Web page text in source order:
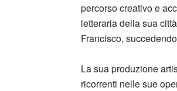
percorso creativo e
letteraria della sua
Francisco,
La sua produzione
ricorrenti nelle sue